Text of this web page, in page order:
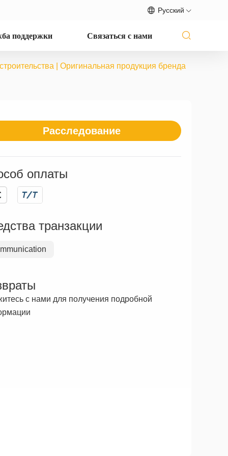
Русский
поддержки Связаться с нами
| Оригинальная продукция бренда
Расследование
оплаты
транзакции
с нами для получения подробной